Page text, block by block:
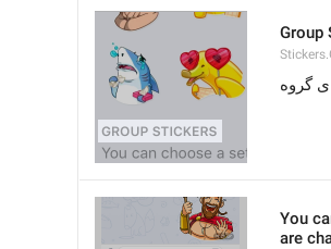
Group
گروه
You
are